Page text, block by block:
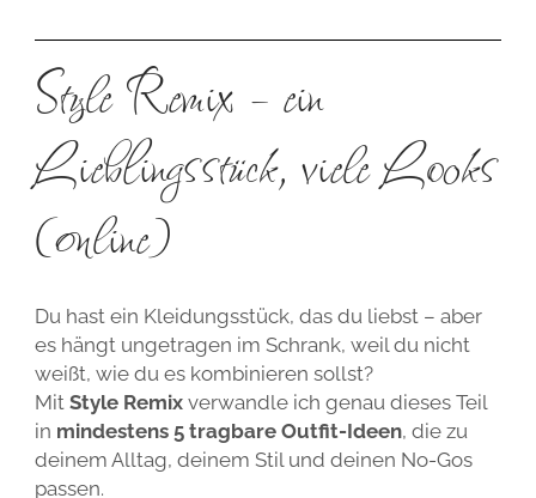
Style Remix – ein
Lieblingsstück, viele Looks
(online)
Du hast ein Kleidungsstück, das du liebst – aber
es hängt ungetragen im Schrank, weil du nicht
weißt, wie du es kombinieren sollst?
Mit Style Remixverwandle ich genau dieses Teil
in mindestens 5 tragbare Outfit-Ideen, die zu
deinem Alltag, deinem Stil und deinen No-Gos
passen.